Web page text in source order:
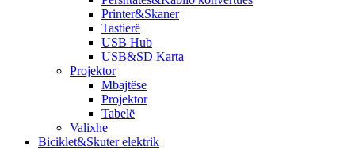
Printer&Skaner
Tastierë
USB Hub
USB&SD Karta
Projektor
Mbajtëse
Projektor
Tabelë
Valixhe
Biciklet&Skuter elektrik